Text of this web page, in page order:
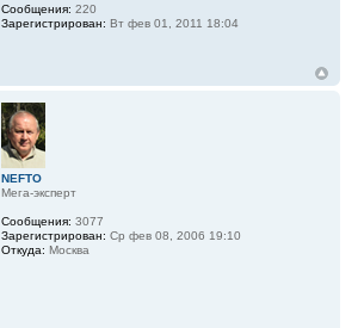
Сообщения: 220
Зарегистрирован: Вт фев 01, 2011 18:04
NEFTO
Мега-эксперт
Сообщения: 3077
Зарегистрирован: Ср фев 08, 2006 19:10
Откуда: Москва